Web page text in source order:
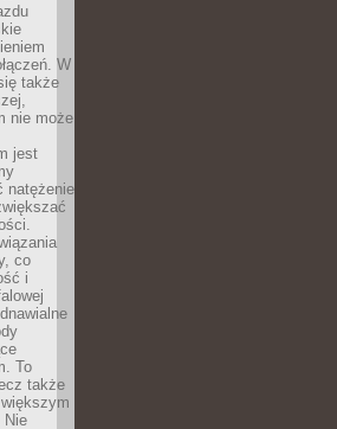
W
także
nie może
jest
natężenie
co
i
To
także
Nie